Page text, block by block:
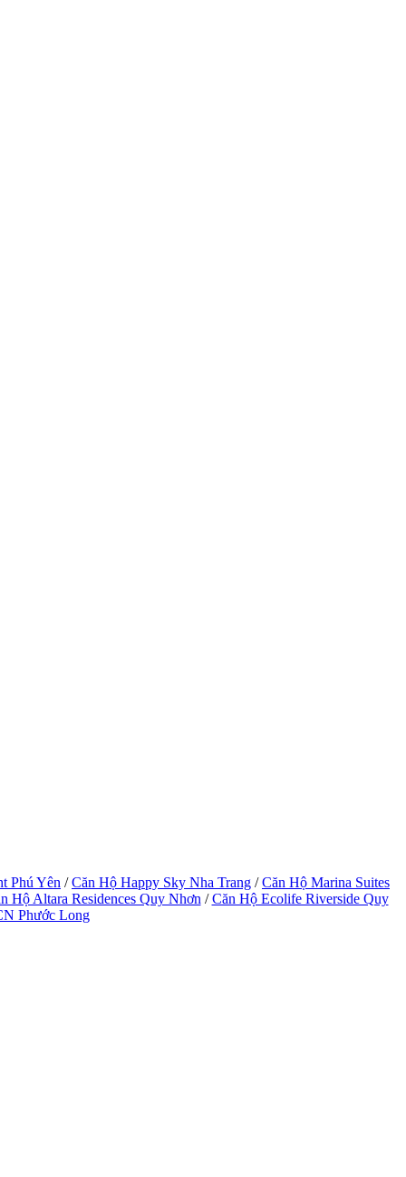
Phú Yên /Căn Hộ Happy Sky Nha Trang /Căn Hộ Marina Suites
Hộ Altara Residences Quy Nhơn /Căn Hộ Ecolife Riverside Quy
Phước Long